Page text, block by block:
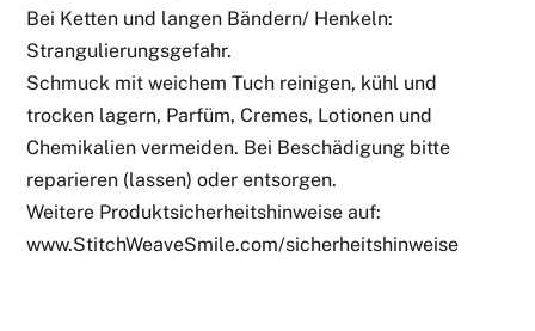
Bei Ketten und langen Bändern/ Henkeln:
Strangulierungsgefahr.
Schmuck mit weichem Tuch reinigen, kühl und
trocken lagern, Parfüm, Cremes, Lotionen und
Chemikalien vermeiden. Bei Beschädigung bitte
reparieren (lassen) oder entsorgen.
Weitere Produktsicherheitshinweise auf:
www.StitchWeaveSmile.com/sicherheitshinweise